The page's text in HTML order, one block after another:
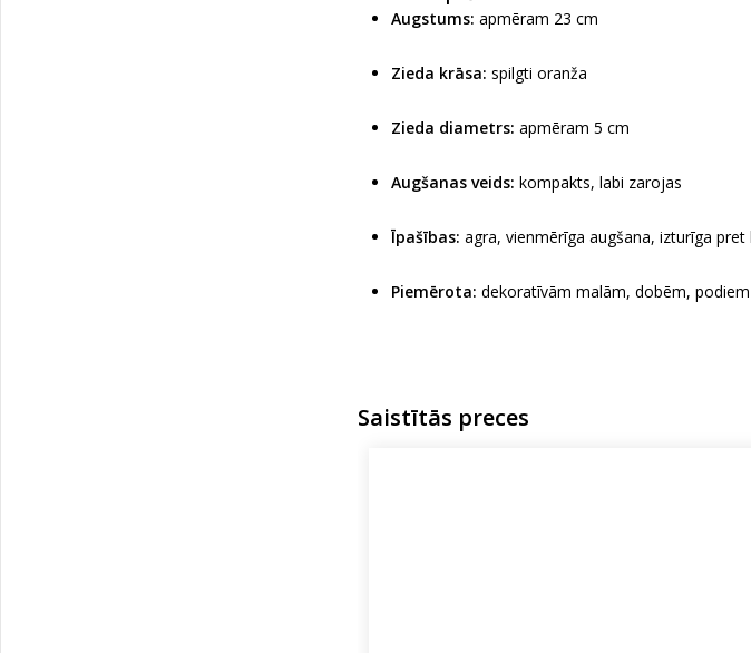
Augstums: apmēram 23 cm
Zieda krāsa: spilgti oranža
Zieda diametrs: apmēram 5 cm
Augšanas veids: kompakts, labi zarojas
Īpašības: agra, vienmērīga augšana, izturīga pret
Piemērota: dekoratīvām malām, dobēm,
Saistītās preces